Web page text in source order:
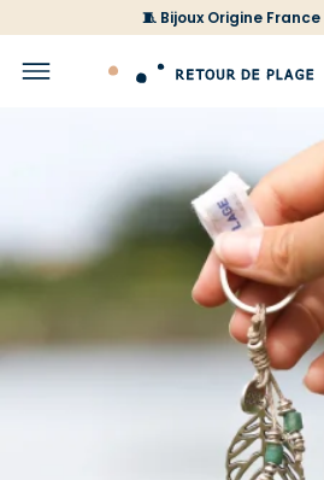
🧵 Bijoux Origine